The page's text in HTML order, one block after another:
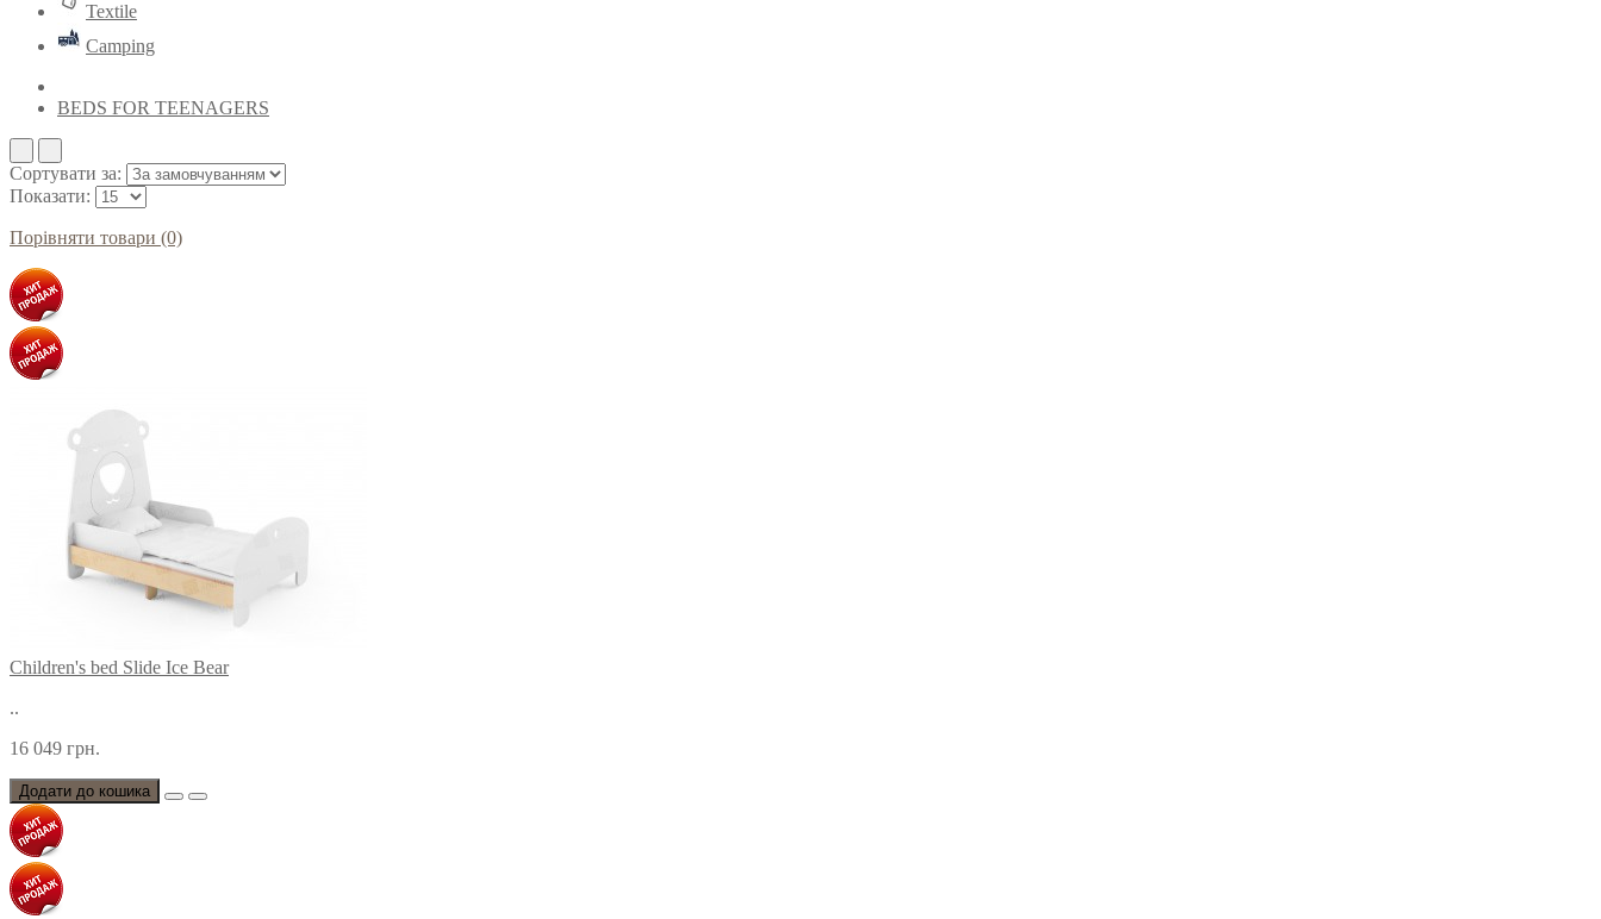
Textile
Camping
BEDS FOR TEENAGERS
Сортувати за:
Показати:
Порівняти товари (0)
Children's bed Slide Ice Bear
..
16 049 грн.
Додати до кошика